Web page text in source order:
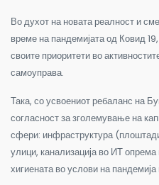
Во духот на новата реалност и
време на пандемијата од Ковид
своите приоритети во
самоуправа.
Така, со усвоениот ребаланс на
согласност за зголемување на
сфери: инфраструктура
улици, канализација во ИТ
хигиената во услови на